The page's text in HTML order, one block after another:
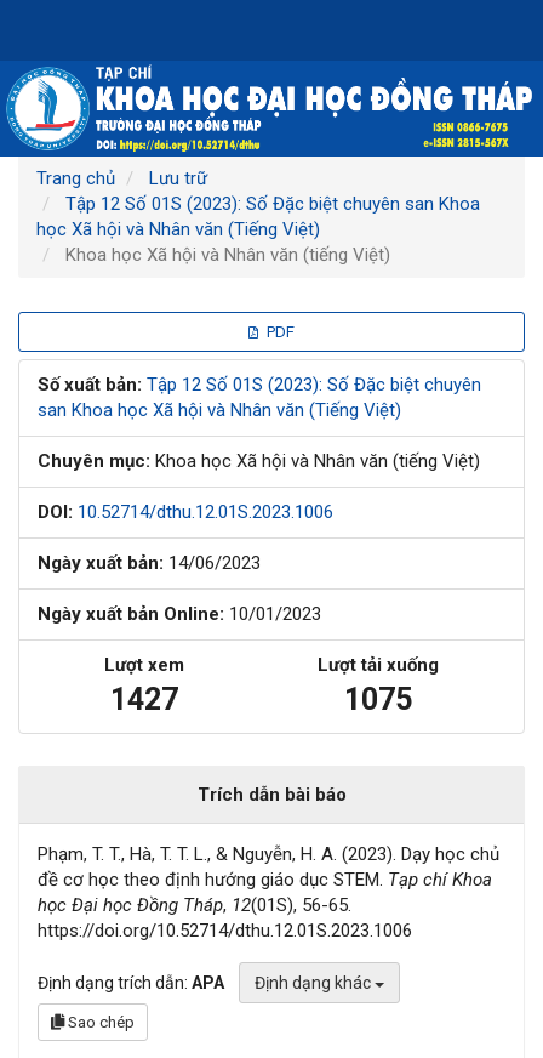
chính
Nội
dung
chính
Thanh
bên
Trang chủ
Lưu trữ
Tập 12 Số 01S (2023): Số Đặc biệt chuyên san Khoa
học Xã hội và Nhân văn (Tiếng Việt)
Khoa học Xã hội và Nhân văn (tiếng Việt)
bên
bài
viết
PDF
Số xuất bản: Tập 12 Số 01S (2023): Số Đặc biệt chuyên
san Khoa học Xã hội và Nhân văn (Tiếng Việt)
Chuyên mục: Khoa học Xã hội và Nhân văn (tiếng Việt)
DOI: 10.52714/dthu.12.01S.2023.1006
Ngày xuất bản: 14/06/2023
Ngày xuất bản Online: 10/01/2023
Lượt xem
1427
Lượt tải xuống
1075
Trích dẫn bài báo
Phạm, T. T., Hà, T. T. L., & Nguyễn, H. A. (2023). Dạy học chủ
đề cơ học theo định hướng giáo dục STEM. Tạp chí Khoa
học Đại học Đồng Tháp, 12(01S), 56-65.
https://doi.org/10.52714/dthu.12.01S.2023.1006
Định dạng trích dẫn: APA Định dạng khác
Sao chép